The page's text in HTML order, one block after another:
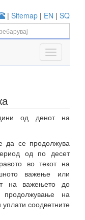
| Sitemap | EN | SQ
од денот на
да се продолжува
од по десет
во текот на
важење или
на важењето до
на
соодветните